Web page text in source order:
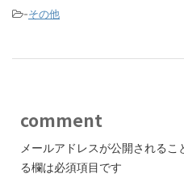
-その他
comment
メールアドレスが公開されるこ
る欄は必須項目です